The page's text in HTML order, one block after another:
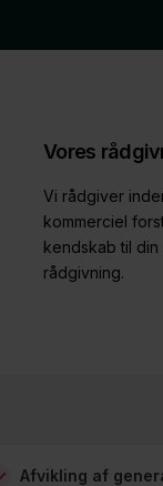
Vores
Vi rådgiver
kommerciel
kendskab til
rådgivning.
Afvikling af